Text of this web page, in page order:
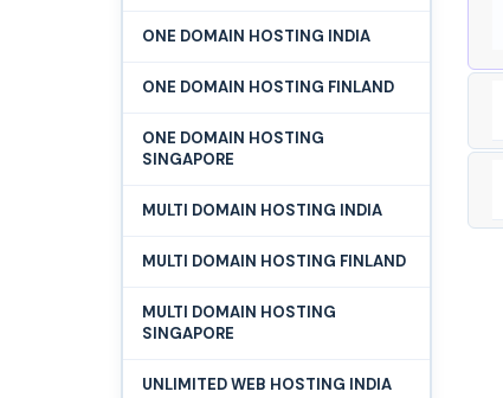
ONE DOMAIN HOSTING INDIA
ONE DOMAIN HOSTING FINLAND
ONE DOMAIN HOSTING
SINGAPORE
MULTI DOMAIN HOSTING INDIA
MULTI DOMAIN HOSTING FINLAND
MULTI DOMAIN HOSTING
SINGAPORE
UNLIMITED WEB HOSTING INDIA